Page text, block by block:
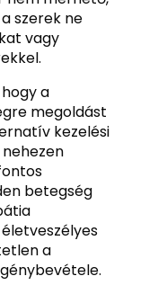
szerek ne
vagy
a
megoldást
kezelési
betegség
a